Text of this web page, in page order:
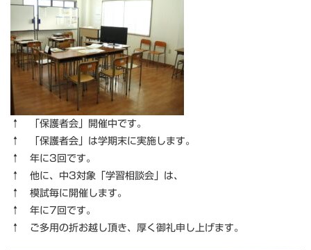
↑ 「保護者会」開催中です。
↑ 「保護者会」は学期末に実施します。
↑ 年に3回です。
↑ 他に、中3対象「学習相談会」は、
↑ 模試毎に開催します。
↑ 年に7回です。
↑ ご多用の折お越し頂き、厚く御礼申し上げます。